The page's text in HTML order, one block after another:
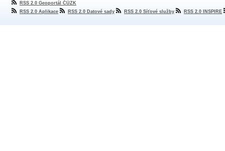
RSS 2.0 Geoportál ČÚZK
RSS 2.0 Aplikace
RSS 2.0 Datové sady RSS 2.0 Síťové služby RSS 2.0 INSPIRE